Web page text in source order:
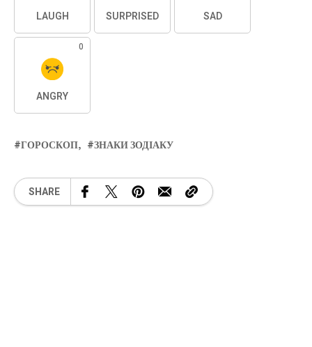
LAUGH SURPRISED SAD
0
ANGRY
ГОРОСКОП ЗНАКИ ЗОДІАКУ
SHARE